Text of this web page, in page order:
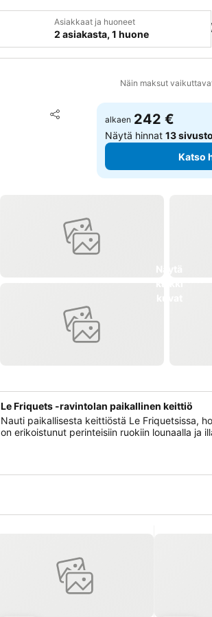
Asiakkaat ja huoneet
2 asiakasta, 1 huone
Näin maksut
Jaa
Lisää suosikkeihin
alkaen 242 €
Näytä hinnat13
Katso
Le Friquets -ravintolan paikallinen keittiö
Nauti paikallisesta keittiöstä Le Friquetsissa,
on erikoistunut perinteisiin ruokiin lounaalla ja